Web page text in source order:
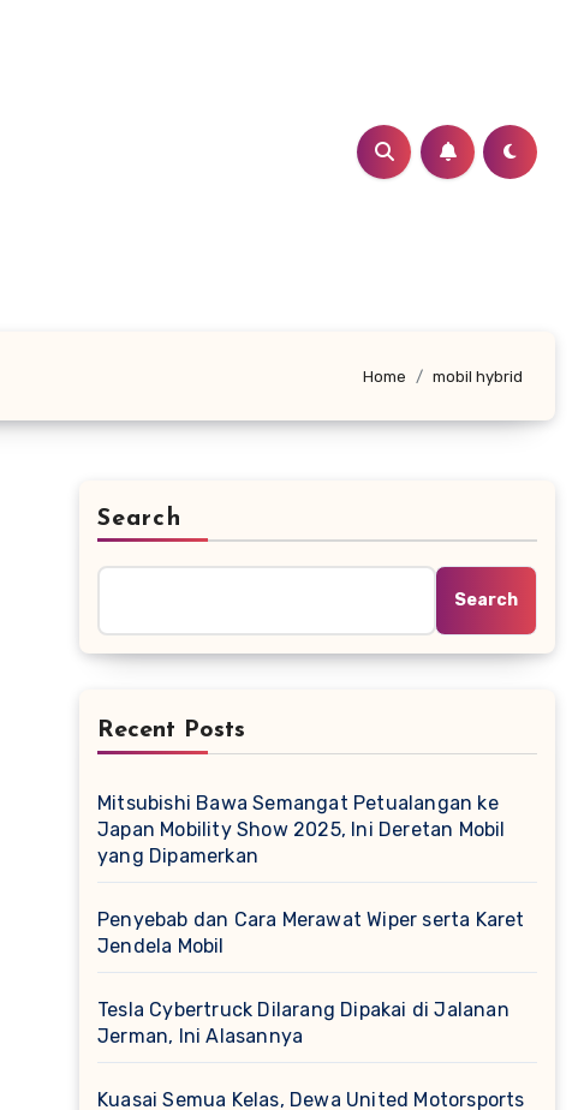
Home mobil hybrid
Search
Search
Recent Posts
Mitsubishi Bawa Semangat Petualangan ke
Japan Mobility Show 2025, Ini Deretan Mobil
yang Dipamerkan
Penyebab dan Cara Merawat Wiper serta Karet
Jendela Mobil
Tesla Cybertruck Dilarang Dipakai di Jalanan
Jerman, Ini Alasannya
Kuasai Semua Kelas, Dewa United Motorsports